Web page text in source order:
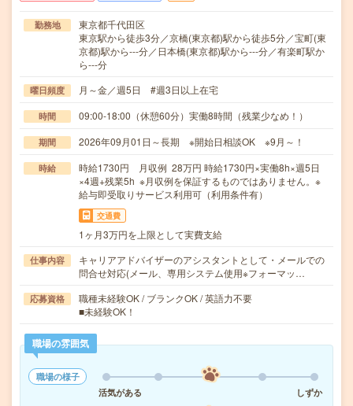
勤務地
東京都千代田区
東京駅から徒歩3分／京橋(東京都)駅から徒歩5分／宝町(東
京都)駅から---分／日本橋(東京都)駅から---分／有楽町駅か
ら---分
曜日頻度 月～金／週5日 #週3日以上在宅
時間 09:00-18:00（休憩60分）実働8時間（残業少なめ！）
期間 2026年09月01日～長期 ※開始日相談OK ※9月～！
時給
時給1730円 月収例 28万円 時給1730円×実働8h×週5日
×4週+残業5h ※月収例を保証するものではありません。※
給与即受取りサービス利用可（利用条件有）
交通費
1ヶ月3万円を上限として実費支給
仕事内容
キャリアアドバイザーのアシスタントとして・メールでの
問合せ対応(メール、専用システム使用※フォーマッ…
応募資格
職種未経験OK / ブランクOK / 英語力不要
■未経験OK！
職場の雰囲気
職場の様子
活気がある
しずか